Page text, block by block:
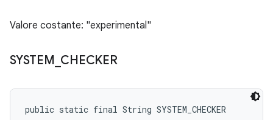
Valore costante: "experimental"
SYSTEM CHECKER
public static final String SYSTEM_CHECKER